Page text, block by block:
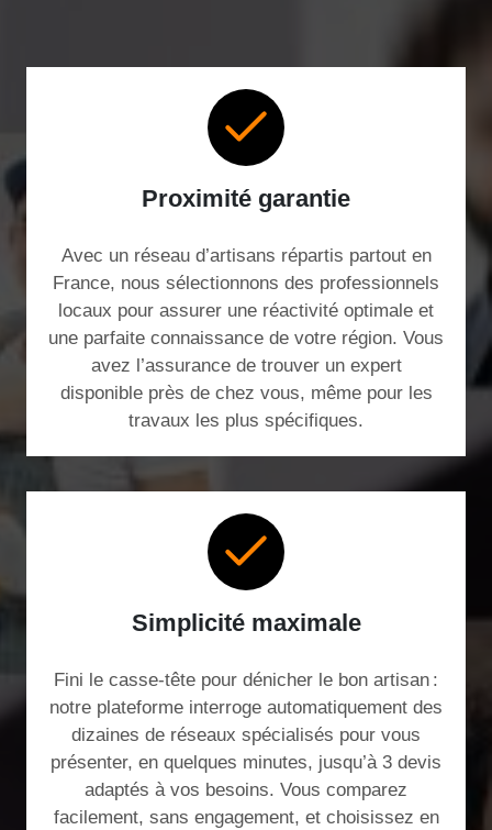
Proximité garantie
Avec un réseau d’artisans répartis partout en
France, nous sélectionnons des professionnels
locaux pour assurer une réactivité optimale et
une parfaite connaissance de votre région. Vous
avez l’assurance de trouver un expert
disponible près de chez vous, même pour les
travaux les plus spécifiques.
Simplicité maximale
Fini le casse-tête pour dénicher le bon artisan :
notre plateforme interroge automatiquement des
dizaines de réseaux spécialisés pour vous
présenter, en quelques minutes, jusqu’à 3 devis
adaptés à vos besoins. Vous comparez
facilement, sans engagement, et choisissez en